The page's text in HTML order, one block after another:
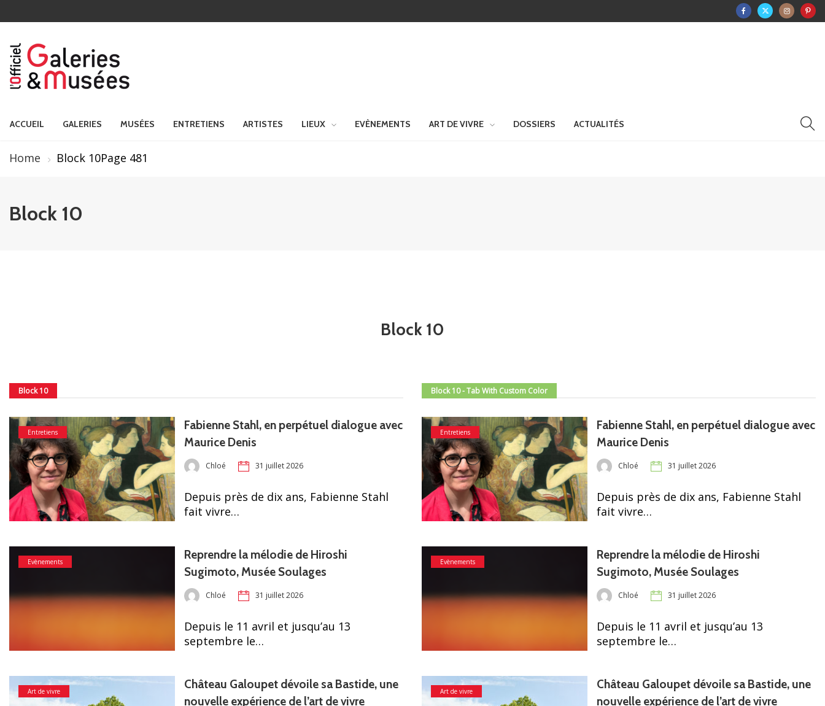
ACCUEIL GALERIES MUSÉES ENTRETIENS ARTISTES LIEUX EVÈNEMENTS ART DE VIVRE DOSSIERS ACTUALITÉS
Home Block 10Page 481
Block 10
Block 10
Block 10
Entretiens
Fabienne Stahl, en perpétuel dialogue avec
Maurice Denis
Chloé 31 juillet 2026
Depuis près de dix ans, Fabienne Stahl
fait vivre…
Evènements
Reprendre la mélodie de Hiroshi
Sugimoto, Musée Soulages
Chloé 31 juillet 2026
Depuis le 11 avril et jusqu’au 13
septembre le…
Art de vivre
Château Galoupet dévoile sa Bastide, une
nouvelle expérience de l’art de vivre
Block 10 - Tab With Custom Color
Entretiens
Fabienne Stahl, en perpétuel dialogue avec
Maurice Denis
Chloé 31 juillet 2026
Depuis près de dix ans, Fabienne Stahl
fait vivre…
Evènements
Reprendre la mélodie de Hiroshi
Sugimoto, Musée Soulages
Chloé 31 juillet 2026
Depuis le 11 avril et jusqu’au 13
septembre le…
Art de vivre
Château Galoupet dévoile sa Bastide, une
nouvelle expérience de l’art de vivre